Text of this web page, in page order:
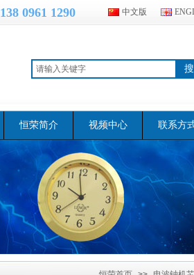
138 0961 1290 中文版
恒荣简介 视频中心 联系方